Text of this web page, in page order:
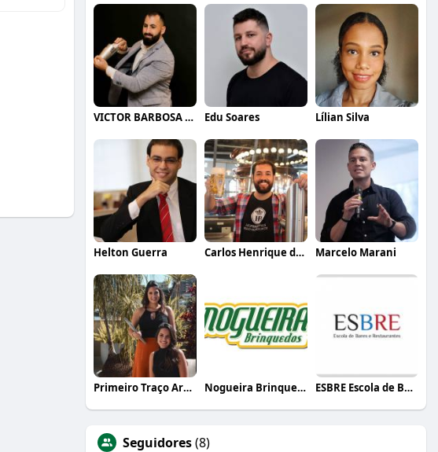
VICTOR BARBOSA QUARANTA Edu Soares Lílian Silva
Helton Guerra Carlos Henrique de Faria Vasconcelos Marcelo Marani
Primeiro Traço Arquitetura Nogueira Brinquedos ESBRE Escola de Bares e Restaurantes
Seguidores(8)